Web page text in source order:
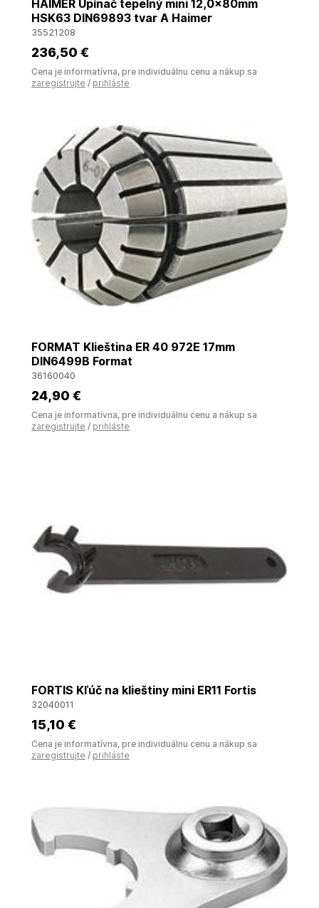
HAIMER Upínač tepelný mini 12,0x80mm
HSK63 DIN69893 tvar A Haimer
35521208
236,50 €
Cena je informatívna, pre individuálnu cenu a nákup sa
zaregistrujte / prihláste
FORMAT Klieština ER 40 972E 17mm
DIN6499B Format
36160040
24,90 €
Cena je informatívna, pre individuálnu cenu a nákup sa
zaregistrujte / prihláste
FORTIS Kľúč na klieštiny mini ER11 Fortis
32040011
15,10 €
Cena je informatívna, pre individuálnu cenu a nákup sa
zaregistrujte / prihláste